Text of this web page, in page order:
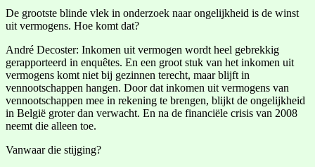
De grootste blinde vlek in onderzoek naar ongelijkheid is de winst
uit vermogens. Hoe komt dat?
André Decoster: Inkomen uit vermogen wordt heel gebrekkig
gerapporteerd in enquêtes. En een groot stuk van het inkomen uit
vermogens komt niet bij gezinnen terecht, maar blijft in
vennootschappen hangen. Door dat inkomen uit vermogens van
vennootschappen mee in rekening te brengen, blijkt de ongelijkheid
in België groter dan verwacht. En na de financiële crisis van 2008
neemt die alleen toe.
Vanwaar die stijging?